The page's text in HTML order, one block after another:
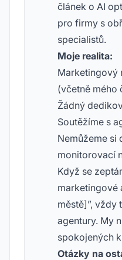
článek o AI
pro firmy s
specialistů.
Moje realita:
Marketingový
(včetně mého
Žádný
Soutěžíme s
Nemůžeme si
monitorovací
Když se
marketingové
městě]”, vždy
agentury. My
spokojených
Otázky na